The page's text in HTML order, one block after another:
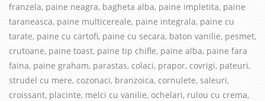
franzela, paine neagra, bagheta alba, paine impletita, paine
taraneasca, paine multicereale, paine integrala, paine cu
tarate, paine cu cartofi, paine cu secara, baton vanilie, pesmet,
crutoane, paine toast, paine tip chifle, paine alba, paine fara
faina, paine graham, parastas, colaci, prapor, covrigi, pateuri,
strudel cu mere, cozonaci, branzoica, cornulete, saleuri,
croissant, placinte, melci cu vanilie, ochelari, rulou cu crema,